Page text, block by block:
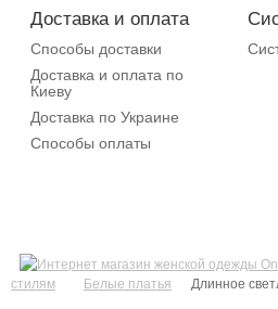
Доставка и оплата
Способы доставки
Доставка и оплата по
Киеву
Доставка по Украине
Способы оплаты
стилям
Белые платья Длинное